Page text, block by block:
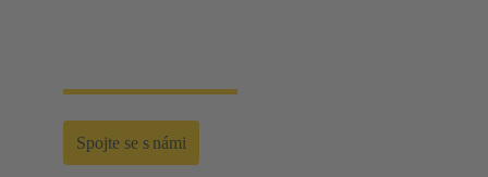
Spojte se s námi